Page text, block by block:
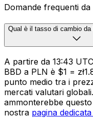
Domande frequenti da
Qual è il tasso di cambio
A partire da 13:43
BBD a PLN è $1 =
punto medio tra i
mercati valutari
ammonterebbe
nostra pagina